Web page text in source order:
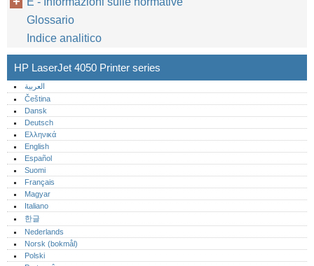
Glossario
Indice analitico
HP LaserJet 4050 Printer series
العربية
Čeština
Dansk
Deutsch
Ελληνικά
English
Español
Suomi
Français
Magyar
Italiano
한글
Nederlands
Norsk (bokmål)‎
Polski